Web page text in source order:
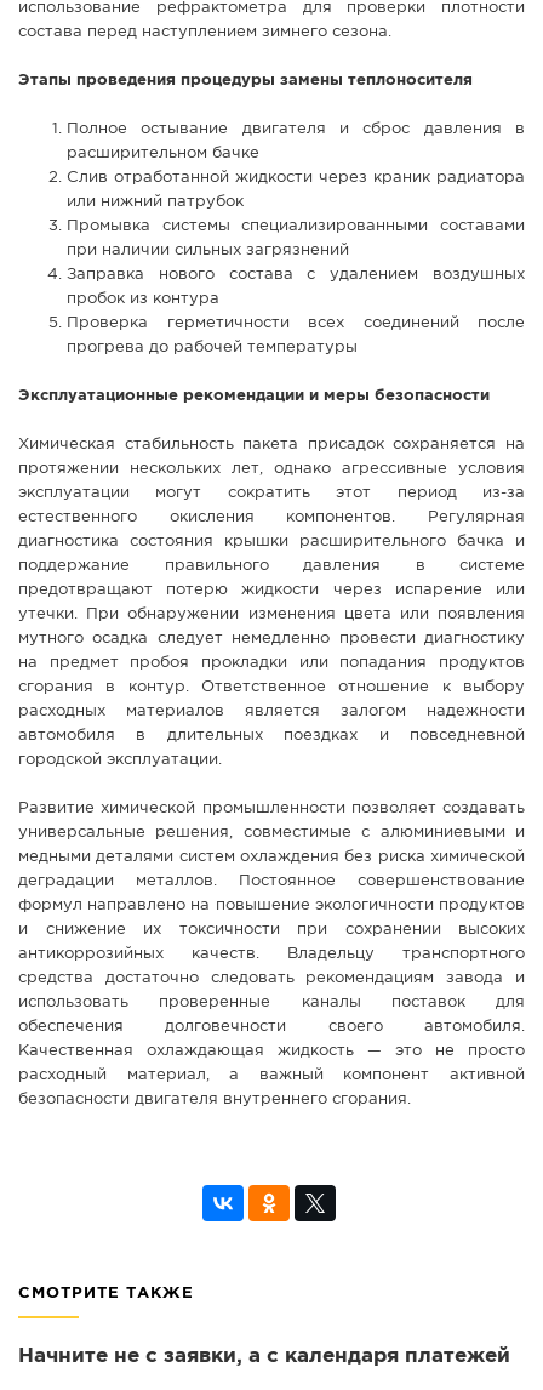
использование рефрактометра для проверки плотности
состава перед наступлением зимнего сезона.
Этапы проведения процедуры замены теплоносителя
Полное остывание двигателя и сброс давления в
расширительном бачке
Слив отработанной жидкости через краник радиатора
или нижний патрубок
Промывка системы специализированными составами
при наличии сильных загрязнений
Заправка нового состава с удалением воздушных
пробок из контура
Проверка герметичности всех соединений после
прогрева до рабочей температуры
Эксплуатационные рекомендации и меры безопасности
Химическая стабильность пакета присадок сохраняется на
протяжении нескольких лет, однако агрессивные условия
эксплуатации могут сократить этот период из-за
естественного окисления компонентов. Регулярная
диагностика состояния крышки расширительного бачка и
поддержание правильного давления в системе
предотвращают потерю жидкости через испарение или
утечки. При обнаружении изменения цвета или появления
мутного осадка следует немедленно провести диагностику
на предмет пробоя прокладки или попадания продуктов
сгорания в контур. Ответственное отношение к выбору
расходных материалов является залогом надежности
автомобиля в длительных поездках и повседневной
городской эксплуатации.
Развитие химической промышленности позволяет создавать
универсальные решения, совместимые с алюминиевыми и
медными деталями систем охлаждения без риска химической
деградации металлов. Постоянное совершенствование
формул направлено на повышение экологичности продуктов
и снижение их токсичности при сохранении высоких
антикоррозийных качеств. Владельцу транспортного
средства достаточно следовать рекомендациям завода и
использовать проверенные каналы поставок для
обеспечения долговечности своего автомобиля.
Качественная охлаждающая жидкость — это не просто
расходный материал, а важный компонент активной
безопасности двигателя внутреннего сгорания.
СМОТРИТЕ ТАКЖЕ
Начните не с заявки, а с календаря платежей